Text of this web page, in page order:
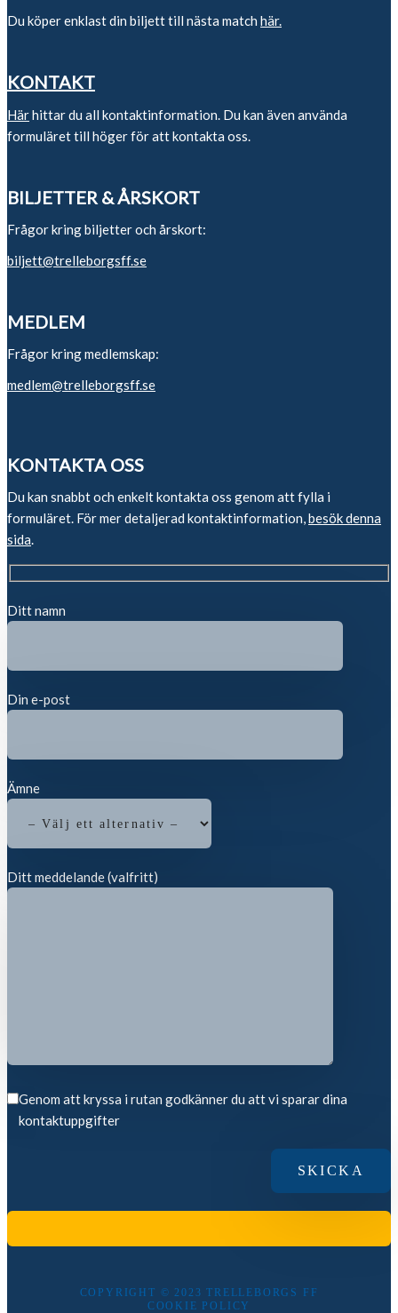
Du köper enklast din biljett till nästa match här.
KONTAKT
Härhittar du all kontaktinformation. Du kan även använda
formuläret till höger för att kontakta oss.
BILJETTER & ÅRSKORT
Frågor kring biljetter och årskort:
biljett@trelleborgsff.se
MEDLEM
Frågor kring medlemskap:
medlem@trelleborgsff.se
KONTAKTA OSS
Du kan snabbt och enkelt kontakta oss genom att fylla i
formuläret. För mer detaljerad kontaktinformation,besök denna
sida.
Ditt namn
Din e-post
Ämne
Ditt meddelande (valfritt)
Genom att kryssa i rutan godkänner du att vi sparar dina
kontaktuppgifter
COPYRIGHT © 2023 TRELLEBORGS FF
COOKIE POLICY